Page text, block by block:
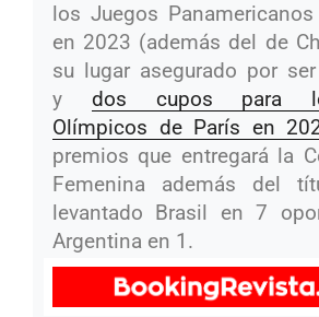
los Juegos
en 2023 (además del de
su lugar asegurado por
y dos cupos para
Olímpicos de París en
premios que entregará la
Femenina además del
levantado Brasil en 7
Argentina en 1.